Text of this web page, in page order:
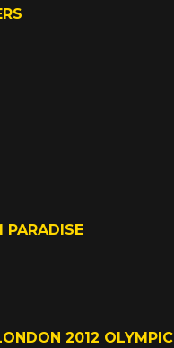
PARADISE
2012 OLYMPIC